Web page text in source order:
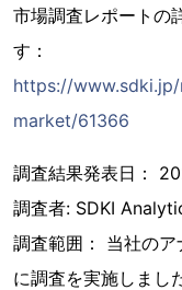
市場調査レポートの
す：
https://
market/61366
調査結果発表日：
調査者: SDKI
調査範囲： 当社の
に調査を実施しまし